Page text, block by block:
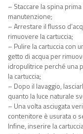
– Staccare la spina
manutenzione;
– Arrestare il flusso
rimuovere la cartuccia;
– Pulire la cartuccia con
getto di acqua per
idropulitrice perché una
la cartuccia;
– Dopo il lavaggio,
quanto la luce naturale
– Una volta asciugata
contenitore è usurata o
Infine, inserire la